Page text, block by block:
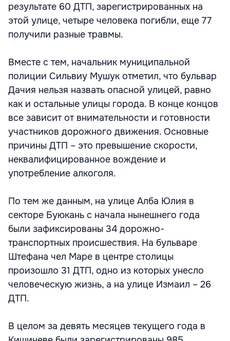
результате 60 ДТП, зарегистрированных на
этой улице, четыре человека погибли, еще 77
получили разные травмы.
Вместе с тем, начальник муниципальной
полиции Сильвиу Мушук отметил, что бульвар
Дачия нельзя назвать опасной улицей, равно
как и остальные улицы города. В конце концов
все зависит от внимательности и готовности
участников дорожного движения. Основные
причины ДТП – это превышение скорости,
неквалифицированное вождение и
употребление алкоголя.
По тем же данным, на улице Алба Юлия в
секторе Буюкань с начала нынешнего года
были зафиксированы 34 дорожно-
транспортных происшествия. На бульваре
Штефана чел Маре в центре столицы
произошло 31 ДТП, одно из которых унесло
человеческую жизнь, а на улице Измаил – 26
ДТП.
В целом за девять месяцев текущего года в